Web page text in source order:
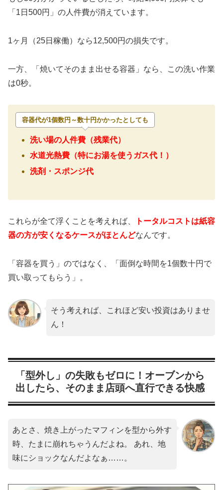
「1日500円」の人件費が消えています。
1ヶ月（25日稼働）なら12,500円の損失です。
一方、「焼いてそのまま出せる容器」なら、この洗い作業
は0秒。
容器代が1個数円～数十円かかったとしても
洗い場の人件費（残業代）
水道光熱費（特にお湯を使うガス代！）
洗剤・スポンジ代
これらが全て浮くことを考えれば、
トータルコストは紙容
器の方が安くなるケースがほとんどなんです。
「容器を買う」のではなく、「面倒な時間を1個数十円で
買い取ってもらう」。
そう考えれば、これほど安い投資はありませ
ん！
「型外し」の失敗もゼロに！オーブンから
出したら、そのまま店頭へ直行できる快感
あとさ、焼き上がったマフィンを型から外す
時、たまに崩れちゃうんだよね。 あれ、地
味にショックなんだよなぁ……。